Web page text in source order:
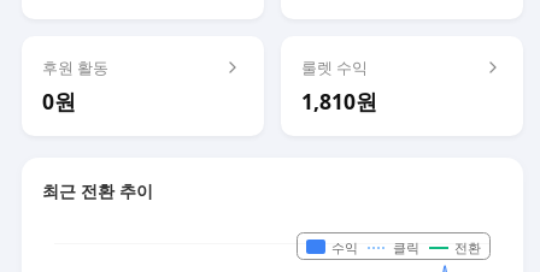
후원 활동
0원
룰렛 수익
1,810원
최근 전환 추이